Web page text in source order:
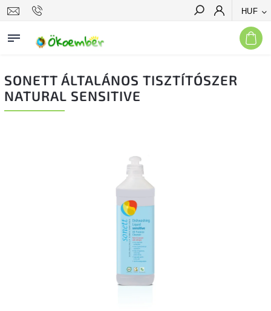
HUF
Keresés
SONETT ÁLTALÁNOS TISZTÍTÓSZER
NATURAL SENSITIVE